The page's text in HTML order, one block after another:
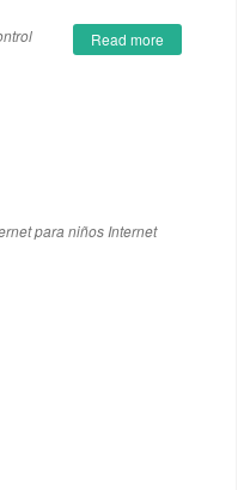
Read more
para niños Internet